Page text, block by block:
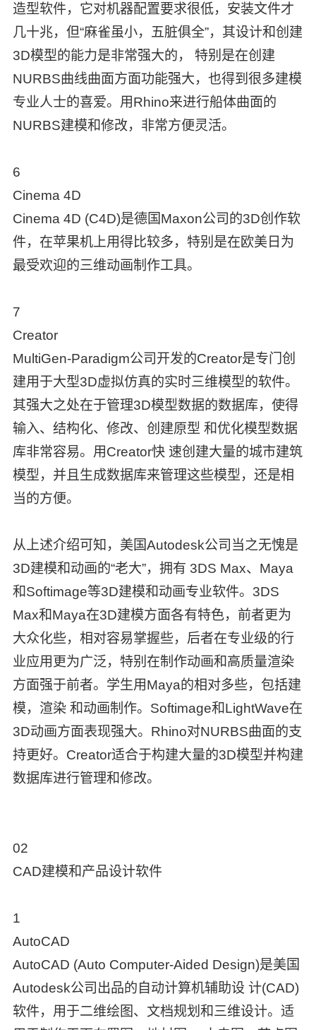
造型软件，它对机器配置要求很低，安装文件才
几十兆，但“麻雀虽小，五脏俱全”，其设计和创建
3D模型的能力是非常强大的， 特别是在创建
NURBS曲线曲面方面功能强大，也得到很多建模
专业人士的喜爱。用Rhino来进行船体曲面的
NURBS建模和修改，非常方便灵活。
6
Cinema 4D
Cinema 4D (C4D)是德国Maxon公司的3D创作软
件，在苹果机上用得比较多，特别是在欧美日为
最受欢迎的三维动画制作工具。
7
Creator
MultiGen-Paradigm公司开发的Creator是专门创
建用于大型3D虚拟仿真的实时三维模型的软件。
其强大之处在于管理3D模型数据的数据库，使得
输入、结构化、修改、创建原型 和优化模型数据
库非常容易。用Creator快 速创建大量的城市建筑
模型，并且生成数据库来管理这些模型，还是相
当的方便。
从上述介绍可知，美国Autodesk公司当之无愧是
3D建模和动画的“老大”，拥有 3DS Max、Maya
和Softimage等3D建模和动画专业软件。3DS
Max和Maya在3D建模方面各有特色，前者更为
大众化些，相对容易掌握些，后者在专业级的行
业应用更为广泛，特别在制作动画和高质量渲染
方面强于前者。学生用Maya的相对多些，包括建
模，渲染 和动画制作。Softimage和LightWave在
3D动画方面表现强大。Rhino对NURBS曲面的支
持更好。Creator适合于构建大量的3D模型并构建
数据库进行管理和修改。
02
CAD建模和产品设计软件
1
AutoCAD
AutoCAD (Auto Computer-Aided Design)是美国
Autodesk公司出品的自动计算机辅助设 计(CAD)
软件，用于二维绘图、文档规划和三维设计。适